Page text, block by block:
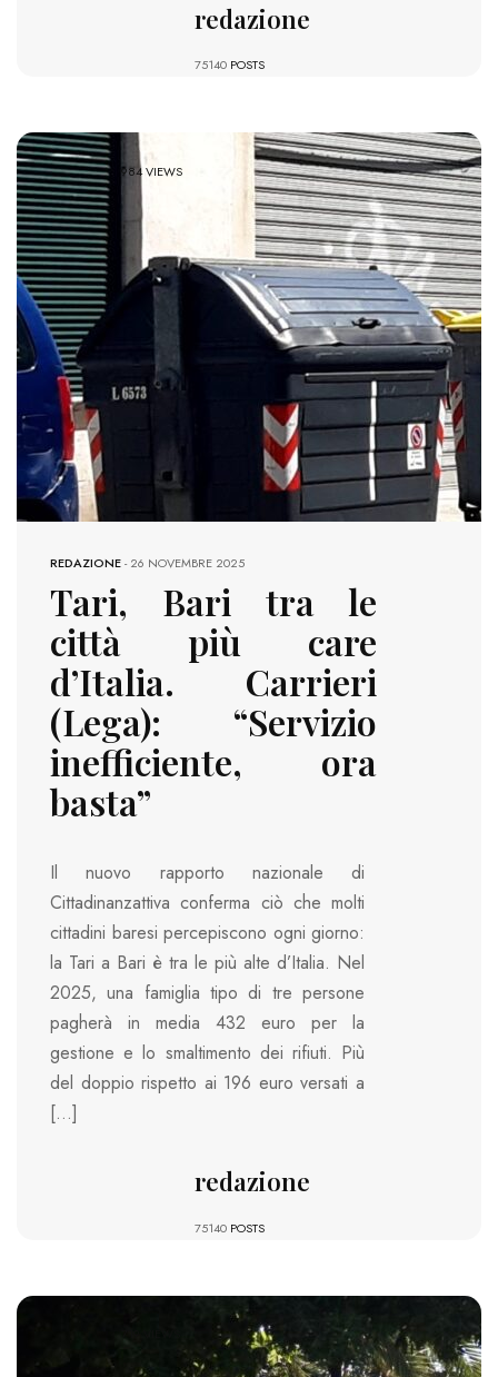
redazione
75140 POSTS
984 VIEWS
REDAZIONE-26 NOVEMBRE 2025
Tari, Bari tra le
città più care
d’Italia. Carrieri
(Lega): “Servizio
inefficiente, ora
basta”
Il nuovo rapporto nazionale di
Cittadinanzattiva conferma ciò che molti
cittadini baresi percepiscono ogni giorno:
la Tari a Bari è tra le più alte d’Italia. Nel
2025, una famiglia tipo di tre persone
pagherà in media 432 euro per la
gestione e lo smaltimento dei rifiuti. Più
del doppio rispetto ai 196 euro versati a
[…]
redazione
75140 POSTS